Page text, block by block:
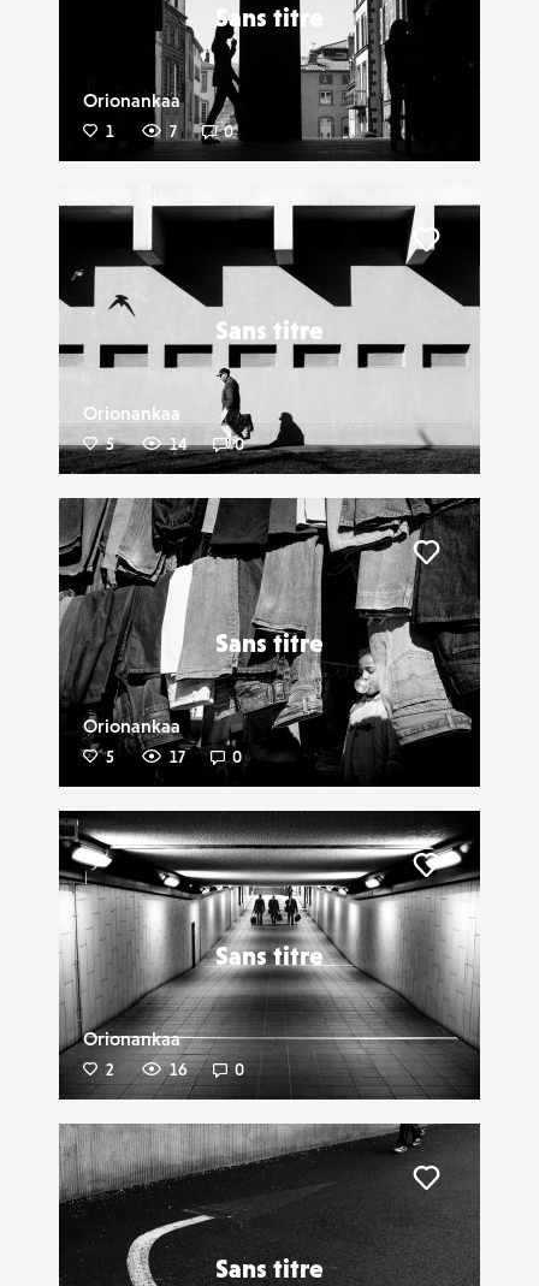
Sans titre
Orionankaa
1 7 0
Sans titre
Orionankaa
5 14 0
Sans titre
Orionankaa
5 17 0
Sans titre
Orionankaa
2 16 0
Liker
Sans titre